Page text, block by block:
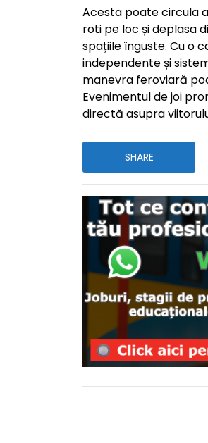
Acesta poate circula
roti pe loc și deplasa
spațiile înguste. Cu o
independente și
manevra feroviară
Evenimentul de joi
directă asupra
SHARE